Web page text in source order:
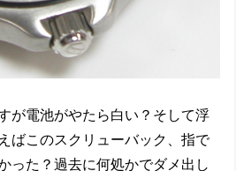
が電池がやたら白い？そして浮
ばこのスクリューバック、指で
った？過去に何処かでダメ出し